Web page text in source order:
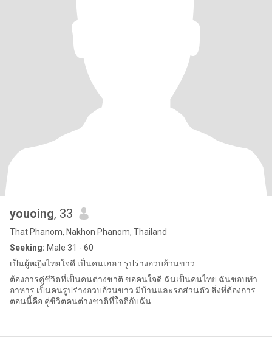
youoing, 33
That Phanom, Nakhon Phanom, Thailand
Seeking: Male 31 - 60
เป็นผู้หญิงไทยใจดี เป็นคนเฮฮา รูปร่างอวบอ้วนขาว
ต้องการคู่ชีวิตที่เป็นคนต่างชาติ ขอคนใจดี ฉันเป็นคนไทย ฉันชอบทำ
อาหาร เป็นคนรูปร่างอวบอ้วนขาว มีบ้านและรถส่วนตัว สิ่งที่ต้องการ
ตอนนี้คือ คู่ชีวิตคนต่างชาติที่ใจดีกับฉัน